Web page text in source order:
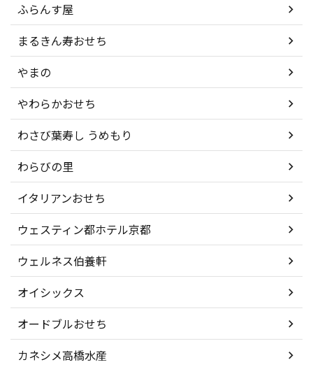
ふらんす屋
まるきん寿おせち
やまの
やわらかおせち
わさび葉寿し うめもり
わらびの里
イタリアンおせち
ウェスティン都ホテル京都
ウェルネス伯養軒
オイシックス
オードブルおせち
カネシメ高橋水産